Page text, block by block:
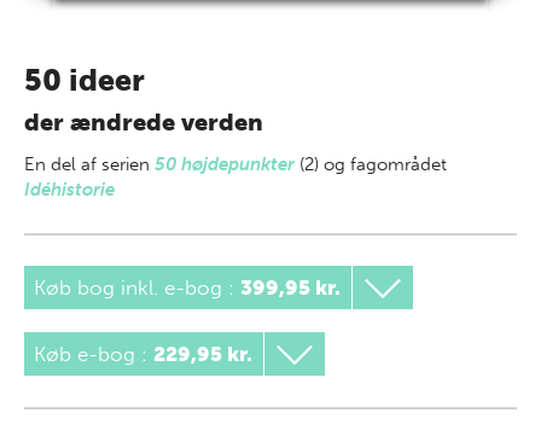
50 ideer
der ændrede verden
En del af serien 50 højdepunkter (2) og fagområdet
Idéhistorie
Køb bog inkl. e-bog : 399,95 kr.
Køb e-bog : 229,95 kr.